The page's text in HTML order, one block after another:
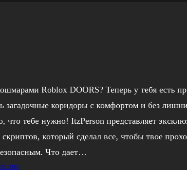
Roblox DOORS? Теперь у тебя есть
загадочные коридоры с комфортом и без
что тебе нужно! ItzPerson представляет
который сделал все, чтобы твое
Что дает…
scripts